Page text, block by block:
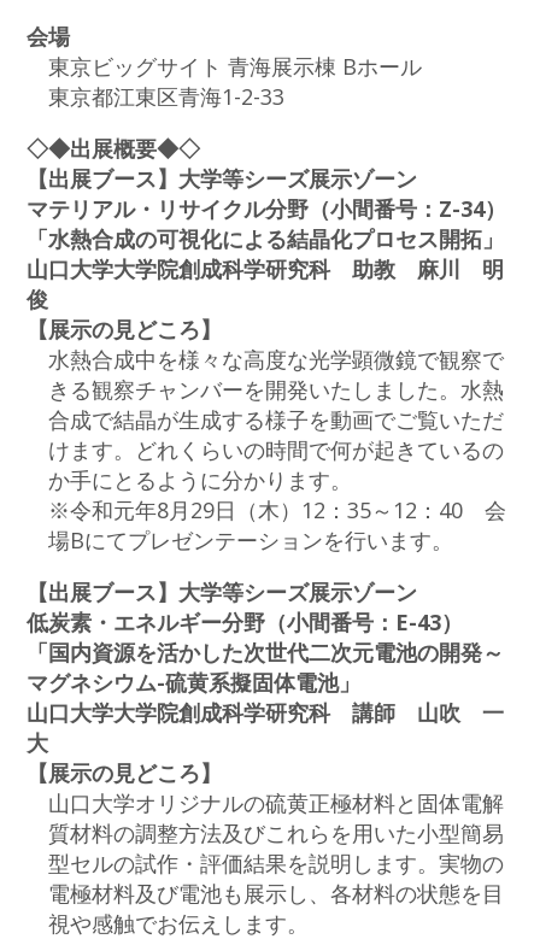
会場
東京ビッグサイト 青海展示棟 Bホール
東京都江東区青海1-2-33
◇◆出展概要◆◇
【出展ブース】大学等シーズ展示ゾーン
マテリアル・リサイクル分野（小間番号：Z-34）
「水熱合成の可視化による結晶化プロセス開拓」
山口大学大学院創成科学研究科 助教 麻川 明
俊
【展示の見どころ】
水熱合成中を様々な高度な光学顕微鏡で観察で
きる観察チャンバーを開発いたしました。水熱
合成で結晶が生成する様子を動画でご覧いただ
けます。どれくらいの時間で何が起きているの
か手にとるように分かります。
※令和元年8月29日（木）12：35～12：40 会
場Bにてプレゼンテーションを行います。
【出展ブース】大学等シーズ展示ゾーン
低炭素・エネルギー分野（小間番号：E-43）
「国内資源を活かした次世代二次元電池の開発～
マグネシウム-硫黄系擬固体電池」
山口大学大学院創成科学研究科 講師 山吹 一
大
【展示の見どころ】
山口大学オリジナルの硫黄正極材料と固体電解
質材料の調整方法及びこれらを用いた小型簡易
型セルの試作・評価結果を説明します。実物の
電極材料及び電池も展示し、各材料の状態を目
視や感触でお伝えします。